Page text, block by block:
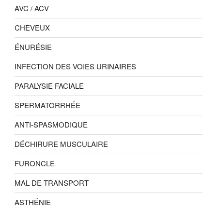
AVC / ACV
CHEVEUX
ÉNURÉSIE
INFECTION DES VOIES URINAIRES
PARALYSIE FACIALE
SPERMATORRHÉE
ANTI-SPASMODIQUE
DÉCHIRURE MUSCULAIRE
FURONCLE
MAL DE TRANSPORT
ASTHÉNIE